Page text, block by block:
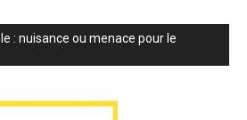
: nuisance ou menace pour le